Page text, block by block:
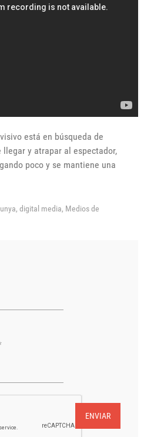
está en búsqueda de
y atrapar al espectador,
poco y se mantiene una
digital media, Medios de
ENVIAR